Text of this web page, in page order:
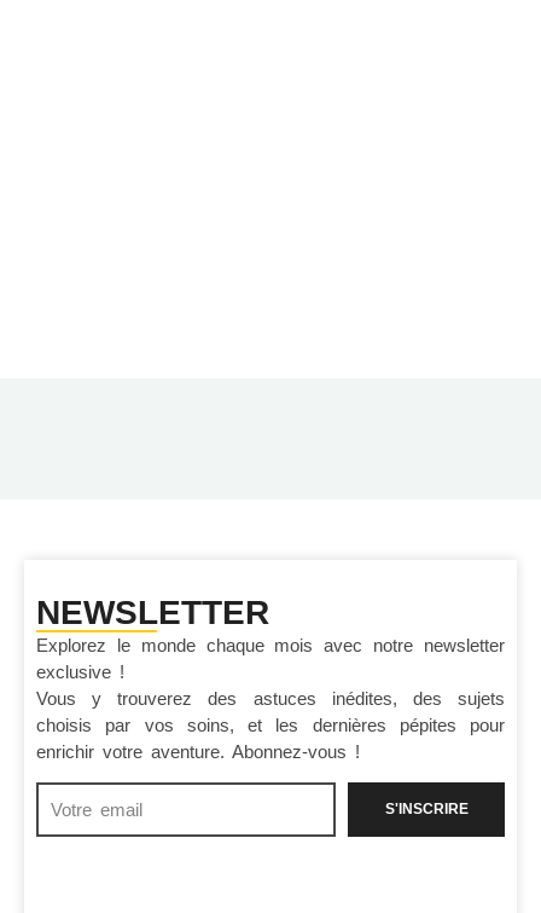
NEWSLETTER
Explorez le monde chaque mois avec notre newsletter
exclusive !
Vous y trouverez des astuces inédites, des sujets
choisis par vos soins, et les dernières pépites pour
enrichir votre aventure. Abonnez-vous !
S'INSCRIRE